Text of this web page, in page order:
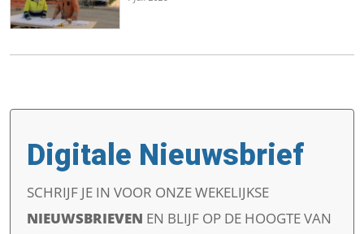
Digitale Nieuwsbrief
SCHRIJF JE IN VOOR ONZE WEKELIJKSE
NIEUWSBRIEVEN EN BLIJF OP DE HOOGTE VAN